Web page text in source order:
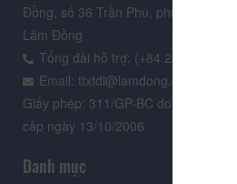
Đồng, số 36 Trần Phú, phường Xuân
Lâm Đồng
Tổng đài hỗ trợ: (+84.235)
Email: ttxtdl@lamdong.gov.vn
Giấy phép: 311/GP-BC do Cục Báo
cấp ngày 13/10/2006
Danh mục